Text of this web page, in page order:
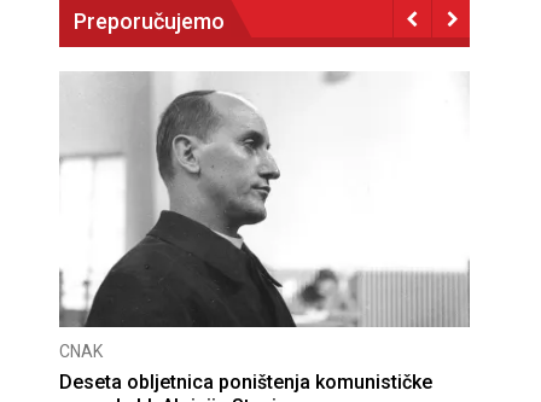
Preporučujemo
CNAK
Deseta obljetnica poništenja komunističke